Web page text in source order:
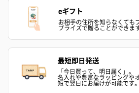
eギフト
お相手の住所を知らなくても
プライズで贈ることができま
最短即日発送
「今日買って、明日届く」。
名入れや豊富なラッピングや
短で翌日にお届けが可能です。